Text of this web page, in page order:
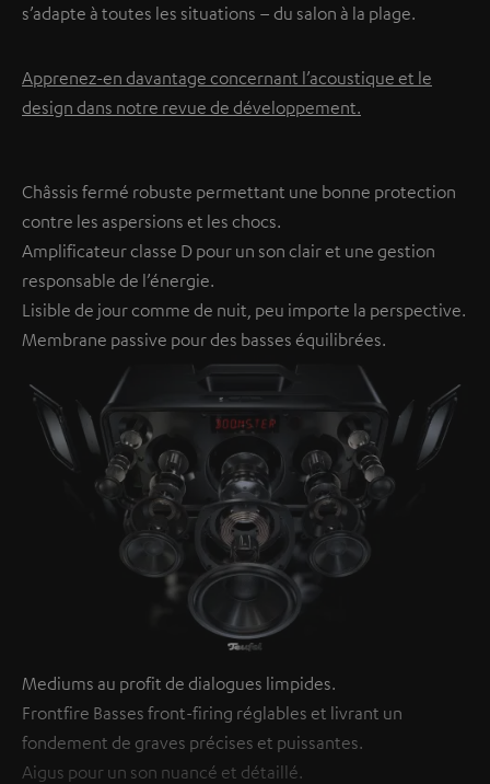
s’adapte à toutes les situations – du salon à la plage.
Apprenez-en davantage concernant l’acoustique et le
design dans notre revue de développement.
Châssis fermé robuste permettant une bonne protection
contre les aspersions et les chocs.
Amplificateur classe D pour un son clair et une gestion
responsable de l’énergie.
Lisible de jour comme de nuit, peu importe la perspective.
Membrane passive pour des basses équilibrées.
Mediums au profit de dialogues limpides.
Frontfire Basses front-firing réglables et livrant un
fondement de graves précises et puissantes.
Aigus pour un son nuancé et détaillé.